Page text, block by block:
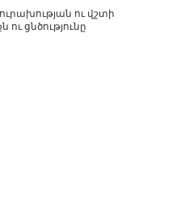
ու վշտի
ցնծությունը